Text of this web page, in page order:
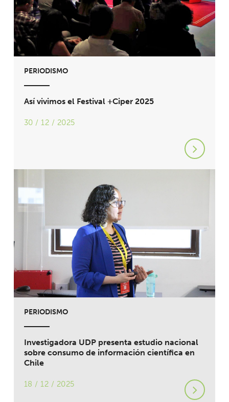
PERIODISMO
Así vivimos el Festival +Ciper 2025
30 / 12 / 2025
PERIODISMO
Investigadora UDP presenta estudio nacional
sobre consumo de información científica en
Chile
18 / 12 / 2025